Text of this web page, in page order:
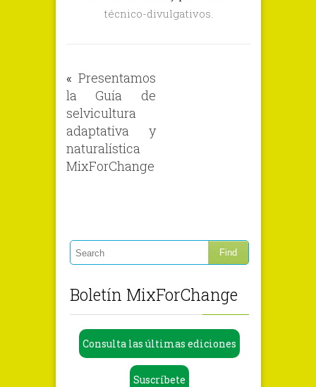
técnico-divulgativos.
« Presentamos
la Guía de
selvicultura
adaptativa y
naturalística
MixForChange
Boletín MixForChange
Consulta las últimas ediciones
Suscríbete